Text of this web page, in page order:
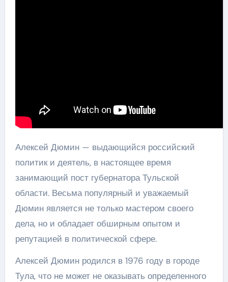
Алексей Дюмин — выдающийся российский
политик и деятель, в настоящее время
занимающий пост губернатора Тульской
области. Весьма популярный и уважаемый
Дюмин является не только мастером своего
дела, но и обладает обширным опытом и
репутацией в политической сфере.
Алексей Дюмин родился в 1976 году в городе
Тула, что не может не оказывать определенного